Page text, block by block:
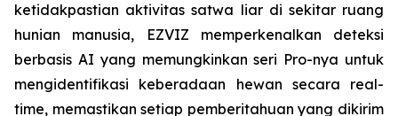
ketidakpastian aktivitas satwa liar di sekitar ruang
hunian manusia, EZVIZ memperkenalkan deteksi
berbasis AI yang memungkinkan seri Pro-nya untuk
mengidentifikasi keberadaan hewan secara real-
time, memastikan setiap pemberitahuan yang dikirim